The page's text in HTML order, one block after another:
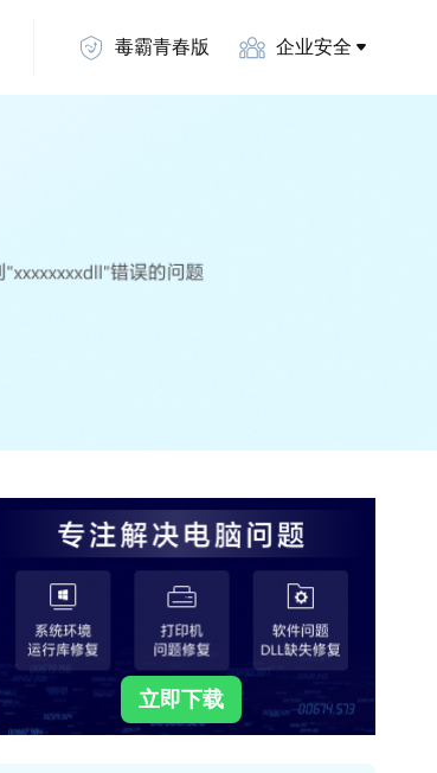
毒霸青春版 企业安全
立即下载